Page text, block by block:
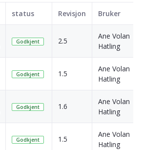
status Revisjon Bruker
Godkjent 2.5
Ane Volan
Hatling
Godkjent 1.5
Ane Volan
Hatling
Godkjent 1.6
Ane Volan
Hatling
Godkjent 1.5
Ane Volan
Hatling